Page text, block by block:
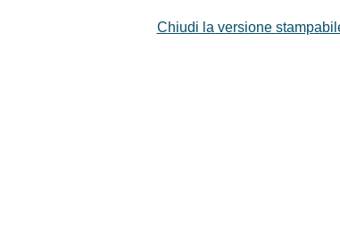
Chiudi la versione